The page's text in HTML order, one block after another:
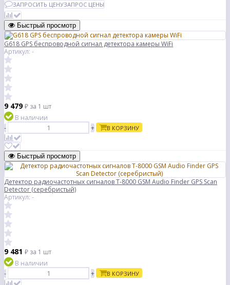
ЗАПРОСИТЬ ЦЕНУЗАПРОС ЦЕНЫ
Быстрый просмотр
G618 GPS беспроводной сигнал детектора камеры WiFi
Артикул: -
9 479₽ за 1 шт
В наличии
-
+ В КОРЗИНУ
Быстрый просмотр
Детектор радиочастотных сигналов T-8000 GSM Audio Finder GPS Scan
Detector (серебристый)
Артикул: -
9 481 ₽ за 1 шт
В наличии
-
+ В КОРЗИНУ